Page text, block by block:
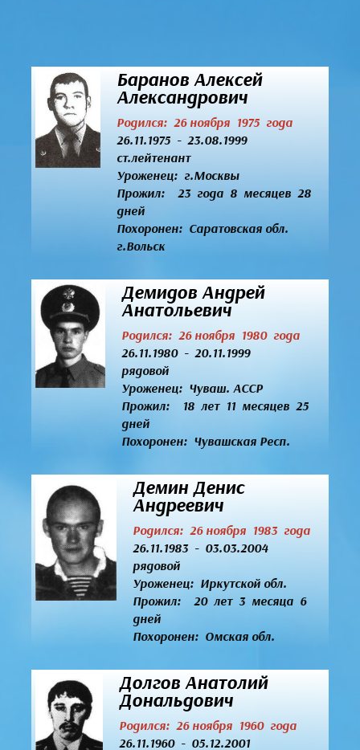
Баранов Алексей
Александрович
Родился: 26 ноября 1975 года
26.11.1975 - 23.08.1999
ст.лейтенант
Уроженец: г.Москвы
Прожил: 23 года 8 месяцев 28
дней
Похоронен: Саратовская обл.
г.Вольск
Демидов Андрей
Анатольевич
Родился: 26 ноября 1980 года
26.11.1980 - 20.11.1999
рядовой
Уроженец:Чуваш. АССР
Прожил: 18 лет 11 месяцев 25
дней
Похоронен: Чувашская Респ.
Демин Денис
Андреевич
Родился: 26 ноября 1983 года
26.11.1983 - 03.03.2004
рядовой
Уроженец: Иркутской обл.
Прожил: 20 лет 3 месяца 6
дней
Похоронен: Омская обл.
Долгов Анатолий
Дональдович
Родился: 26 ноября 1960 года
26.11.1960 - 05.12.2001